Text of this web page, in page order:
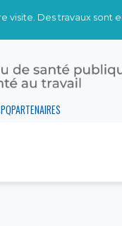
visite. Des travaux sont
PARTENAIRES